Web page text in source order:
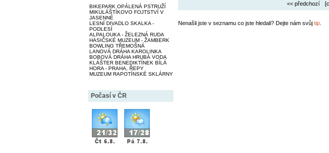
BIKEPARK OPÁLENÁ PSTRUŽÍ
MIKULÁŠTÍKOVO FOJTSTVÍ V
JASENNÉ
LESNÍ DIVADLO SKALKA -
PODLESÍ
ALPALOUKA - ŽELEZNÁ RUDA
HASIČSKÉ MUZEUM - ŽAMBERK
BOWLING TŘEMOŠNÁ
LANOVÁ DRÁHA KAROLINKA
BOBOVÁ DRÁHA HRUBÁ VODA
KLÁŠTER BENEDIKTÍNEK BÍLÁ
HORA - PRAHA, ŘEPY
MUZEUM RAPOTÍNSKÉ SKLÁRNY
Počasí v ČR
<< předchozí
Nenašli jste v seznamu co jste hledali? Dejte nám svůj tip.